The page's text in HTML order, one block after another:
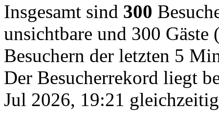
Insgesamt sind 300
unsichtbare und 300 Gäste
Besuchern der letzten 5
Der Besucherrekord liegt
Jul 2026, 19:21